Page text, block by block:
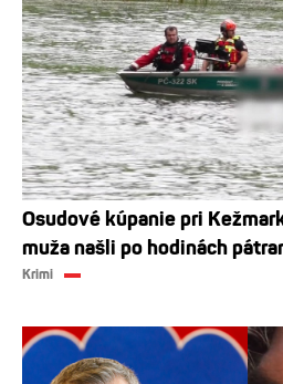
Osudové kúpanie pri
muža našli po hodinách
Krimi